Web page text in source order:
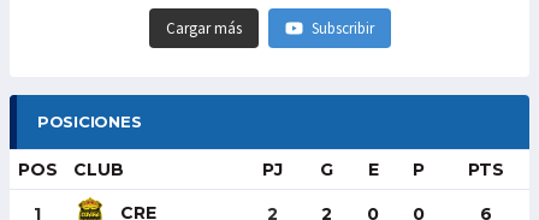
Cargar más Subscribir
POSICIONES
POS CLUB PJ G E P PTS
1 CRE 2 2 0 0 6